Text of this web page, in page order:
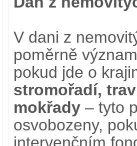
V dani z
poměrně
pokud jde o
stromořadí,
mokřady – tyto
osvobozeny,